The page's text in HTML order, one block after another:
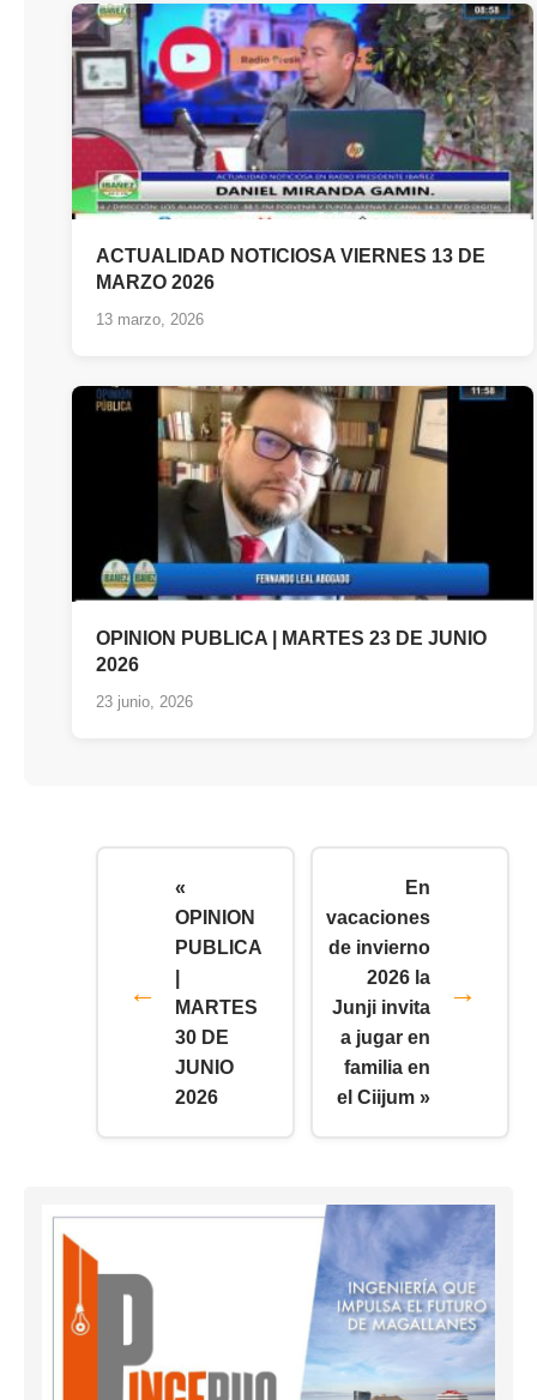
ACTUALIDAD NOTICIOSA VIERNES 13 DE
MARZO 2026
13 marzo, 2026
OPINION PUBLICA | MARTES 23 DE JUNIO
2026
23 junio, 2026
«
OPINION
PUBLICA
MARTES
30 DE
JUNIO
2026
En
vacaciones
de invierno
2026 la
Junji invita
a jugar en
familia en
el Ciijum »